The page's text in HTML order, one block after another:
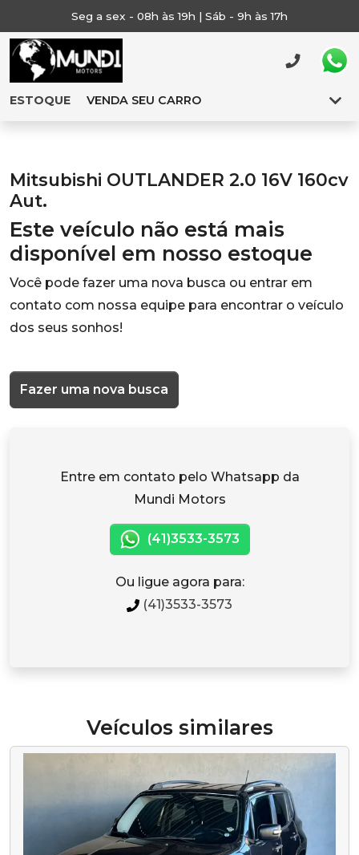
Seg a sex - 08h às 19h | Sáb - 9h às 17h
ESTOQUE VENDA SEU CARRO
Mitsubishi OUTLANDER 2.0 16V 160cv
Aut.
Este veículo não está mais
disponível em nosso estoque
Você pode fazer uma nova busca ou entrar em
contato com nossa equipe para encontrar o veículo
dos seus sonhos!
Fazer uma nova busca
Entre em contato pelo Whatsapp da
Mundi Motors
(41)3533-3573
Ou ligue agora para:
(41)3533-3573
Veículos similares